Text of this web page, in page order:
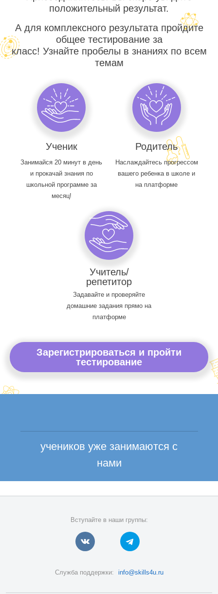
положительный результат.
А для комплексного результата пройдите
общее тестирование за
класс! Узнайте пробелы в знаниях по всем
темам
Ученик
Занимайся 20 минут в день
и прокачай знания по
школьной программе за
месяц!
Родитель
Наслаждайтесь прогрессом
вашего ребенка в школе и
на платформе
Учитель/
репетитор
Задавайте и проверяйте
домашние задания прямо на
платформе
Зарегистрироваться и пройти
тестирование
учеников уже занимаются с
нами
Вступайте в наши группы:
Служба поддержки: info@skills4u.ru